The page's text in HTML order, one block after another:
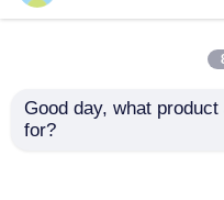
Good day, what
for?